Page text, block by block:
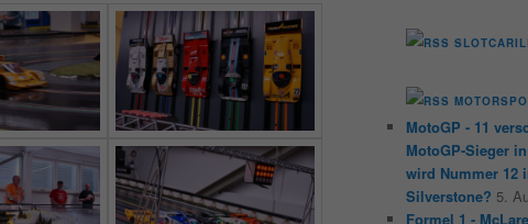
MotoGP - 11
MotoGP-Sieger
wird Nummer 12
Silverstone? 5.
Formel 1 -